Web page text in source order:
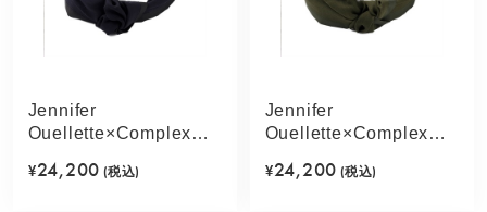
Jennifer
Ouellette×Complex
フレキシフィットヘア
¥24,200 (税込)
Jennifer
Ouellette×Complex
フレキシフィットヘア
¥24,200 (税込)